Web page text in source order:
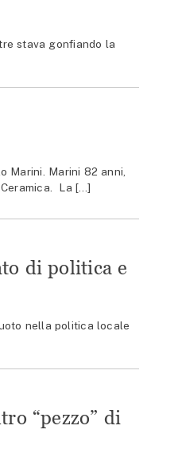
stava gonfiando la
Marini. Marini 82 anni,
La […]
di politica e
nella politica locale
“pezzo” di